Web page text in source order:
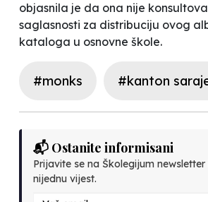
objasnila je da ona nije
saglasnosti za distribuciju ovog
kataloga u osnovne škole.
#monks #kanton
📬 Ostanite informisani
Prijavite se na Školegijum
nijednu vijest.